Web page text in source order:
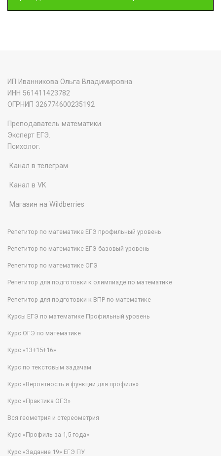
ИП Иванникова Ольга Владимировна
ИНН 561411423782
‌ОГРНИП 326774600235192
Преподаватель математики.
Эксперт ЕГЭ.
Психолог.
Канал в телеграм
Канал в VK
Магазин на Wildberries
Репетитор по математике ЕГЭ профильный уровень
Репетитор по математике ЕГЭ базовый уровень
Репетитор по математике ОГЭ
Репетитор для подготовки к олимпиаде по математике
Репетитор для подготовки к ВПР по математике
Курсы ЕГЭ по математике Профильный уровень
Курс ОГЭ по математике
Курс «13+15+16»
Курс по текстовым задачам
Курс «Вероятность и функции для профиля»
Курс «Практика ОГЭ»
Вся геометрия и стереометрия
Курс «Профиль за 1,5 года»
Курс «Задание 19» ЕГЭ ПУ